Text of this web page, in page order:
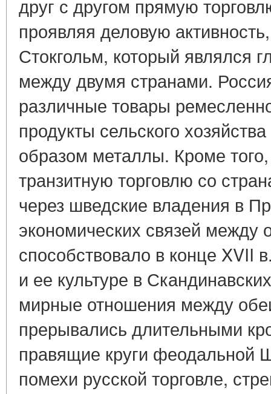
друг с другом прямую
проявляя деловую
Стокгольм, который являлся
между двумя странами.
различные товары
продукты сельского
образом металлы. Кроме
транзитную торговлю со
через шведские владения в
экономических связей между
способствовало в конце XVII
и ее культуре в
мирные отношения между
прерывались длительными
правящие круги феодальной
помехи русской торговле,